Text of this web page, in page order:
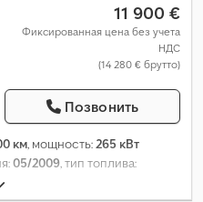
11 900 €
Фиксированная цена без учета
НДС
(14 280 € брутто)
Позвонить
км, мощность:265 кВт
05/2009, тип топлива:
кг